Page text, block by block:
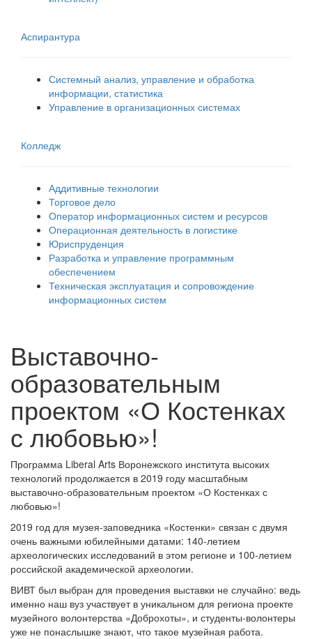
Аспирантура
Системный анализ, управление и обработка
информации, статистика
Управление в организационных системах
Колледж
Аддитивные технологии
Торговое дело
Оператор информационных систем и ресурсов
Операционная деятельность в логистике
Юриспруденция
Разработка и управление программным
обеспечением
Техническая эксплуатация и сопровождение
информационных систем
Выставочно-
образовательным
проектом «О Костенках
с любовью»!
Программа Liberal Arts Воронежского института высоких
технологий продолжается в 2019 году масштабным
выставочно-образовательным проектом «О Костенках с
любовью»!
2019 год для музея-заповедника «Костенки» связан с двумя
очень важными юбилейными датами: 140-летием
археологических исследований в этом регионе и 100-летием
российской академической археологии.
ВИВТ был выбран для проведения выставки не случайно: ведь
именно наш вуз участвует в уникальном для региона проекте
музейного волонтерства «Доброхоты», и студенты-волонтеры
уже не понаслышке знают, что такое музейная работа.